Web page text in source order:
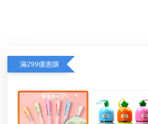
滿299優惠購